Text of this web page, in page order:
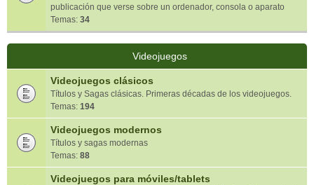
publicación que verse sobre un ordenador, consola o aparato
Temas: 34
Videojuegos
Videojuegos clásicos
Títulos y Sagas clásicas. Primeras décadas de los videojuegos.
Temas: 194
Videojuegos modernos
Títulos y sagas modernas
Temas: 88
Videojuegos para móviles/tablets